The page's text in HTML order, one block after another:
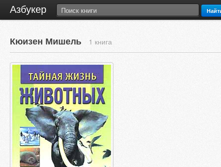
Азбукер
Кюизен Мишель 1 книга